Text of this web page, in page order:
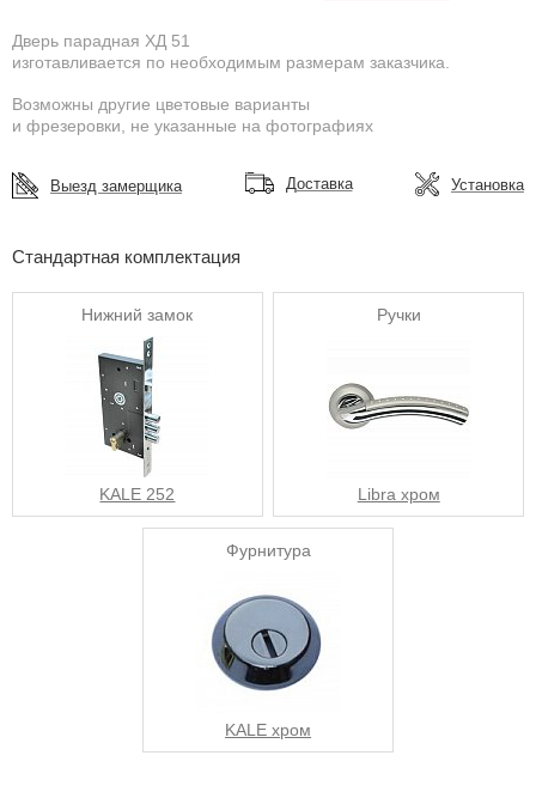
Дверь парадная ХД 51
изготавливается по необходимым размерам заказчика.
Возможны другие цветовые варианты
и фрезеровки, не указанные на фотографиях
Выезд замерщика Доставка Установка
Стандартная комплектация
Нижний замок
KALE 252
Ручки
Libra хром
Фурнитура
KALE хром